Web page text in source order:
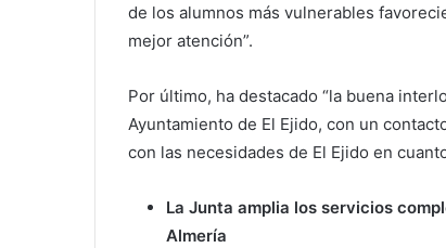
de los alumnos más vulnerables
mejor atención”.
Por último, ha destacado “la buena
Ayuntamiento de El Ejido, con un
con las necesidades de El Ejido en
La Junta amplia los servicios
Almería